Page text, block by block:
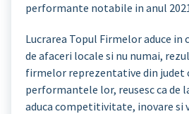
performante notabile in anul
Lucrarea Topul Firmelor aduce
de afaceri locale si nu numai,
firmelor reprezentative din judet
performantele lor, reusesc ca de
aduca competitivitate, inovare si